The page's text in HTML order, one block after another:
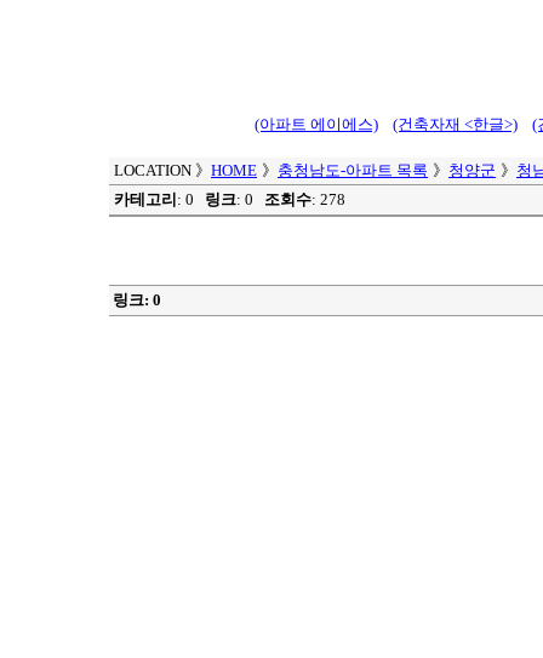
(아파트 에이에스) (건축자재 <한글>) (
LOCATION 》 HOME 》 충청남도-아파트 목록 》 청양군 》 청
카테고리 : 0 링크: 0 조회수: 278
링크: 0